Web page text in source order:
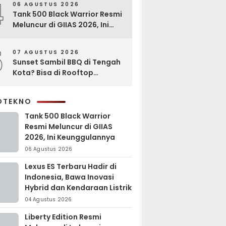
06 AGUSTUS 2026
Tank 500 Black Warrior Resmi
Meluncur di GIIAS 2026, Ini
07 AGUSTUS 2026
Sunset Sambil BBQ di Tengah
Kota? Bisa di Rooftop
Tank 500 Black Warrior
Resmi Meluncur di GIIAS
2026, Ini Keunggulannya
06 Agustus 2026
Lexus ES Terbaru Hadir di
Indonesia, Bawa Inovasi
Hybrid dan Kendaraan Listrik
04 Agustus 2026
Liberty Edition Resmi